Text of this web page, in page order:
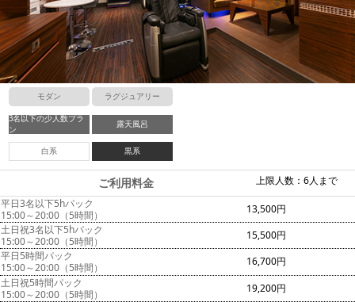
モダン ラグジュアリー
3名以下の少人数プラ
ン
露天風呂
白系 黒系
上限人数：6人まで
ご利用料金
平日3名以下5hパック
15:00～20:00（5時間）
13,500円
土日祝3名以下5hパック
15:00～20:00（5時間）
15,500円
平日5時間パック
15:00～20:00（5時間）
16,700円
土日祝5時間パック
15:00～20:00（5時間）
19,200円